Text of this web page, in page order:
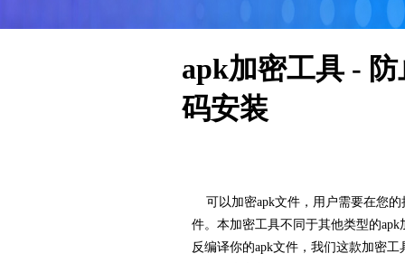
apk加密工具 -
码安装
可以加密apk文件，用户需要在您的
件。本加密工具不同于其他类型的
反编译你的apk文件，我们这款加密